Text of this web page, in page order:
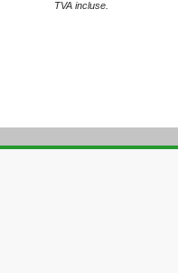
TVA incluse.